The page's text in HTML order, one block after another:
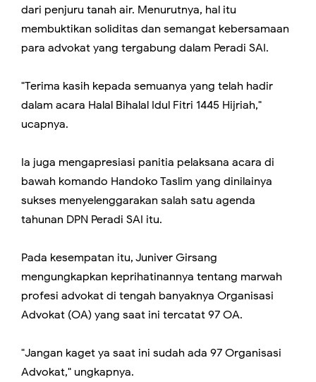
dari penjuru tanah air. Menurutnya, hal itu
membuktikan soliditas dan semangat kebersamaan
para advokat yang tergabung dalam Peradi SAI.
"Terima kasih kepada semuanya yang telah hadir
dalam acara Halal Bihalal Idul Fitri 1445 Hijriah,"
ucapnya.
Ia juga mengapresiasi panitia pelaksana acara di
bawah komando Handoko Taslim yang dinilainya
sukses menyelenggarakan salah satu agenda
tahunan DPN Peradi SAI itu.
Pada kesempatan itu, Juniver Girsang
mengungkapkan keprihatinannya tentang marwah
profesi advokat di tengah banyaknya Organisasi
Advokat (OA) yang saat ini tercatat 97 OA.
"Jangan kaget ya saat ini sudah ada 97 Organisasi
Advokat," ungkapnya.